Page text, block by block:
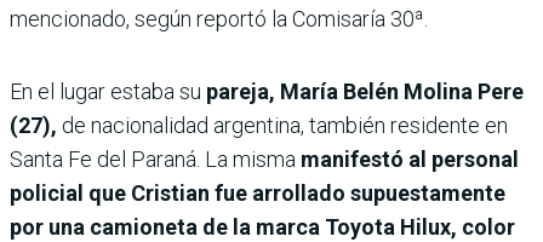
mencionado, según reportó la Comisaría 30ª.
En el lugar estaba su pareja, María Belén Molina Pere
(27), de nacionalidad argentina, también residente en
Santa Fe del Paraná. La misma manifestó al personal
policial que Cristian fue arrollado supuestamente
por una camioneta de la marca Toyota Hilux, color